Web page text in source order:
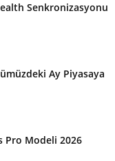
Senkronizasyonu
Ay Piyasaya
Pro Modeli 2026